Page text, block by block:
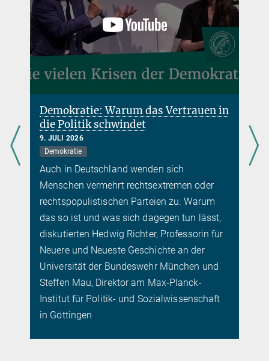
Demokratie: Warum das Vertrauen in
die Politik schwindet
9. JULI 2026
Demokratie
Auch in Deutschland wenden sich
Menschen vermehrt rechtsextremen oder
rechtspopulistischen Parteien zu. Warum
das so ist und was sich dagegen tun lässt,
diskutierten Hedwig Richter, Professorin für
Neuere und Neueste Geschichte an der
Universität der Bundeswehr München und
Steffen Mau, Direktor am Max-Planck-
Institut für Politik- und Sozialwissenschaft
in Göttingen